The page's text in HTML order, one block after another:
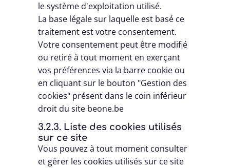
le système d'exploitation utilisé.
La base légale sur laquelle est basé ce
traitement est votre consentement.
Votre consentement peut être modifié
ou retiré à tout moment en exerçant
vos préférences via la barre cookie ou
en cliquant sur le bouton "Gestion des
cookies" présent dans le coin inférieur
droit du site beone.be
3.2.3. Liste des cookies utilisés
sur ce site
Vous pouvez à tout moment consulter
et gérer les cookies utilisés sur ce site